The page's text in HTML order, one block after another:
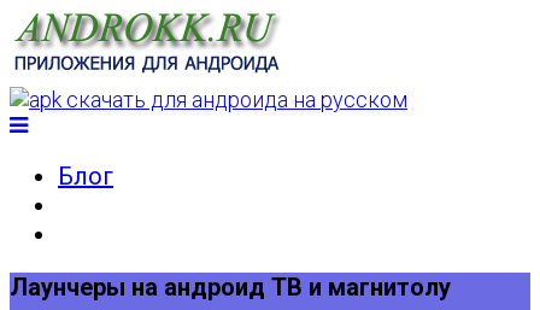
Блог
Лаунчеры на андроид ТВ и магнитолу